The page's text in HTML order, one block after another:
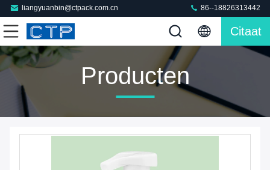
liangyuanbin@ctpack.com.cn 86--18826313442
Citaat
Producten